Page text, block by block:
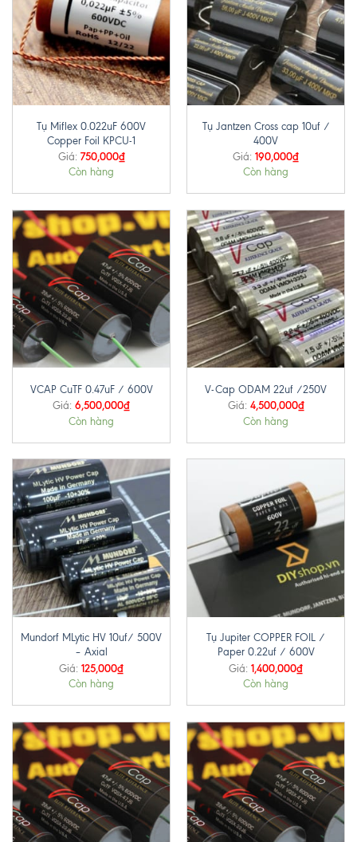
Tụ Miflex 0.022uF 600V
Copper Foil KPCU-1
Giá: 750,000₫
Còn hàng
Tụ Jantzen Cross cap 10uf /
400V
Giá: 190,000₫
Còn hàng
VCAP CuTF 0.47uF / 600V
Giá: 6,500,000₫
Còn hàng
V-Cap ODAM 22uf /250V
Giá: 4,500,000₫
Còn hàng
Mundorf MLytic HV 10uf/ 500V
– Axial
Giá: 125,000₫
Còn hàng
Tụ Jupiter COPPER FOIL /
Paper 0.22uf / 600V
Giá: 1,400,000₫
Còn hàng